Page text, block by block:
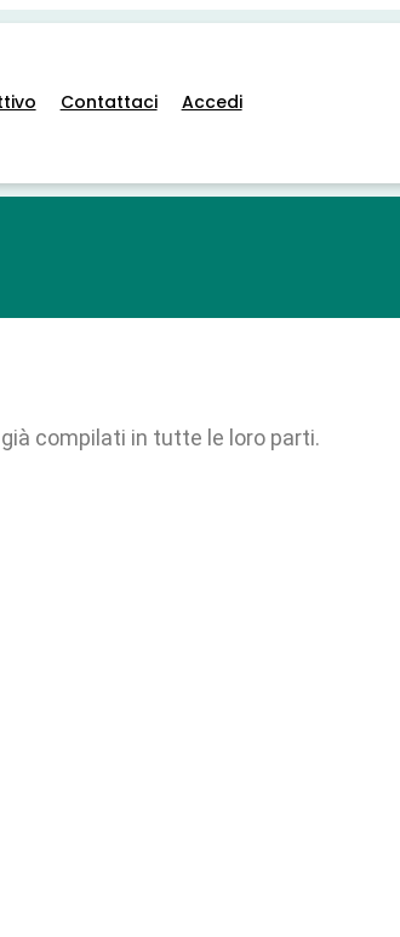
Contattaci Accedi
compilati in tutte le loro parti.